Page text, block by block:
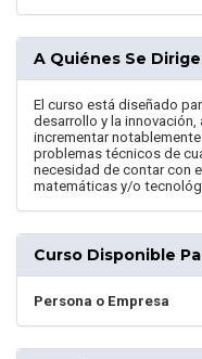
A Quiénes Se
El curso está diseñado
desarrollo y la
incrementar
problemas técnicos de
necesidad de contar con
matemáticas y/o
Curso Disponible
Persona o Empresa